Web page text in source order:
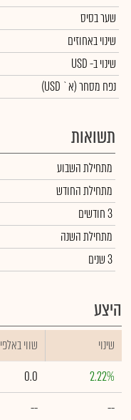
שער בסיס
שינוי באחוזים
שינויב- USD
נפח מסחר(א` USD)
תשואות
מתחילת השבוע
מתחילת החודש
3 חודשים
מתחילת השנה
3 שנים
היצע
שינוי ₪ שווי באלפי
2.22%
0.0
--
--